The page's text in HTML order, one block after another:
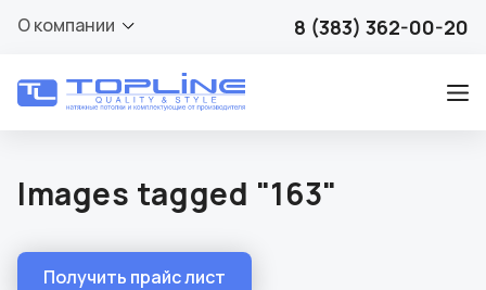
О компании 8 (383) 362-00-20
Images tagged "163"
Получить прайс лист